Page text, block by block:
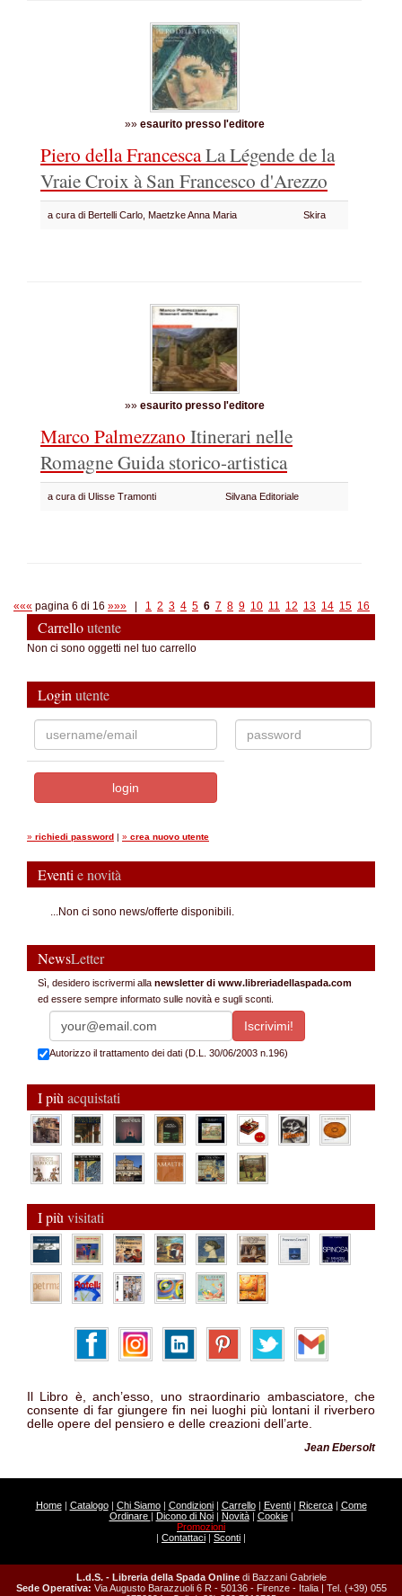
»» esaurito presso l'editore
Piero della FrancescaLa Légende de la
Vraie Croix à San Francesco d'Arezzo
a cura di Bertelli Carlo, Maetzke Anna Maria Skira
»» esaurito presso l'editore
Marco Palmezzano Itinerari nelle
RomagneGuida storico-artistica
a cura di Ulisse Tramonti Silvana Editoriale
««« pagina 6 di 16 »»» 1 2 3 4 5 6 7 8 9 10 11 12 13 14 15 16
Carrelloutente
Non ci sono oggetti nel tuo carrello
Login utente
» richiedi password | » crea nuovo utente
Eventi e novità
...Non ci sono news/offerte disponibili.
NewsLetter
Sì, desidero iscrivermi alla newsletter di www.libreriadellaspada.com
ed essere sempre informato sulle novità e sugli sconti.
Autorizzo il trattamento dei dati (D.L. 30/06/2003 n.196)
I più acquistati
I più visitati
Il Libro è, anch’esso, uno straordinario ambasciatore, che
consente di far giungere fin nei luoghi più lontani il riverbero
delle opere del pensiero e delle creazioni dell’arte.
Jean Ebersolt
Home| Catalogo| Chi Siamo| Condizioni| Carrello| Eventi| Ricerca| Come
Ordinare | Dicono di Noi| Novità| Cookie|
Promozioni
| Contattaci | Sconti |
L.d.S. - Libreria della Spada Online di Bazzani Gabriele
Sede Operativa: Via Augusto Barazzuoli 6 R - 50136 - Firenze - Italia | Tel. (+39) 055